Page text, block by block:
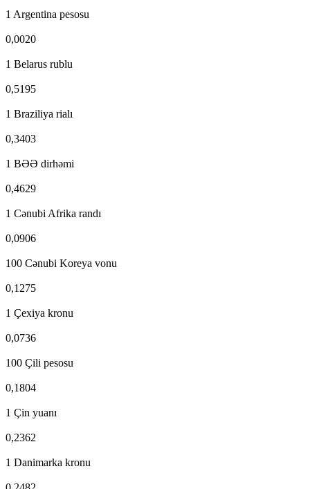
1 Argentina pesosu
0,0020
1 Belarus rublu
0,5195
1 Braziliya rialı
0,3403
1 BƏƏ dirhəmi
0,4629
1 Cənubi Afrika randı
0,0906
100 Cənubi Koreya vonu
0,1275
1 Çexiya kronu
0,0736
100 Çili pesosu
0,1804
1 Çin yuanı
0,2362
1 Danimarka kronu